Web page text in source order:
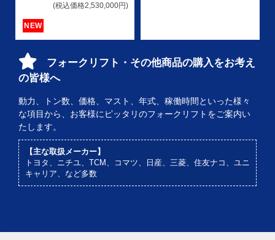
(税込価格2,530,000円)
NEW
フォークリフト・その他商品の購入をお考え
の皆様へ
動力、トン数、価格、マスト、年式、稼働時間といった様々
な項目から、お客様にピッタリのフォークリフトをご案内い
たします。
【主な取扱メーカー】
トヨタ、ニチユ、TCM、コマツ、日産、三菱、住友ナコ、ユニ
キャリア、など多数